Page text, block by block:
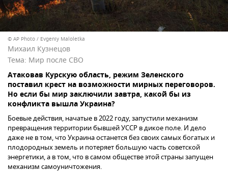
© AP Photo / Evgeniy Maloletka
Михаил Кузнецов
Тема: Мир после СВО
Атаковав Курскую область, режим Зеленского
поставил крест на возможности мирных переговоров.
Но если бы мир заключили завтра, какой бы из
конфликта вышла Украина?
Боевые действия, начатые в 2022 году, запустили механизм
превращения территории бывшей УССР в дикое поле. И дело
даже не в том, что Украина останется без своих самых богатых и
плодородных земель и потеряет большую часть советской
энергетики, а в том, что в самом обществе этой страны запущен
механизм самоуничтожения.